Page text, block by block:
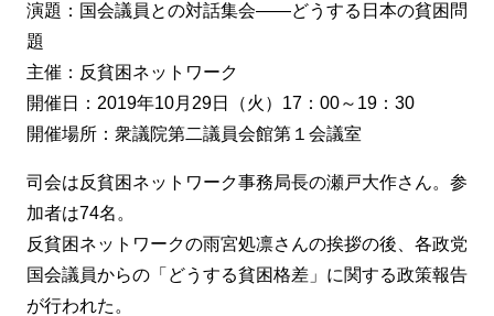
演題：国会議員との対話集会――どうする日本の貧困問
題
主催：反貧困ネットワーク
開催日：2019年10月29日（火）17：00～19：30
開催場所：衆議院第二議員会館第１会議室
司会は反貧困ネットワーク事務局長の瀬戸大作さん。参
加者は74名。
反貧困ネットワークの雨宮処凛さんの挨拶の後、各政党
国会議員からの「どうする貧困格差」に関する政策報告
が行われた。